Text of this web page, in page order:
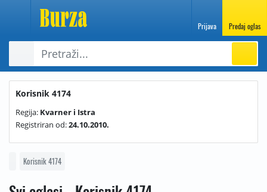
Prijava Predaj oglas
Korisnik 4174
Regija: Kvarner i Istra
Registriran od:24.10.2010.
Korisnik 4174